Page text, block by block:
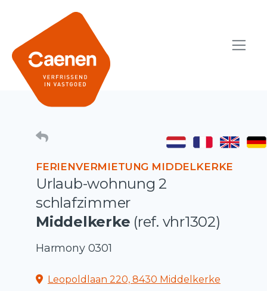
FERIENVERMIETUNG MIDDELKERKE
Urlaub-wohnung 2
schlafzimmer
Middelkerke (ref. vhr1302)
Harmony 0301
Leopoldlaan 220, 8430 Middelkerke